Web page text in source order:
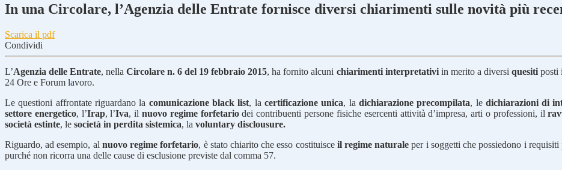
In una Circolare, l’Agenzia delle Entrate fornisce diversi chiarimenti sulle novità più
Scarica il pdf
Condividi
L’Agenzia delle Entrate, nellaCircolare n. 6 del 19 febbraio 2015, ha fornito alcuni chiarimenti interpretativiin merito a diversi quesitiposti
24 Ore e Forum lavoro.
Le questioni affrontate riguardano la comunicazione black list, la certificazione unica, la dichiarazione precompilata, le dichiarazioni di
settore energetico, l’Irap, l’Iva, ilnuovo regime forfetariodei contribuenti persone fisiche esercenti attività d’impresa, arti o professioni, il
società estinte, le società in perdita sistemica, la voluntary disclousure.
Riguardo, ad esempio, al nuovo regime forfetario, è stato chiarito che esso costituisce il regime naturale per i soggetti che possiedono i
purché non ricorra una delle cause di esclusione previste dal comma 57.